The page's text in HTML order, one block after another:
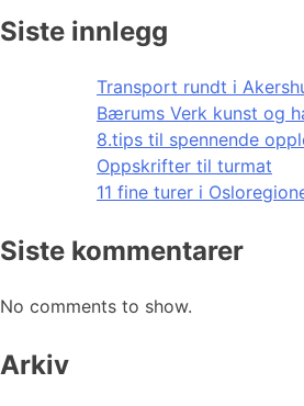
Siste innlegg
Transport rundt i
Bærums Verk kunst og
8.tips til spennende
Oppskrifter til turmat
11 fine turer i
Siste kommentarer
No comments to show.
Arkiv